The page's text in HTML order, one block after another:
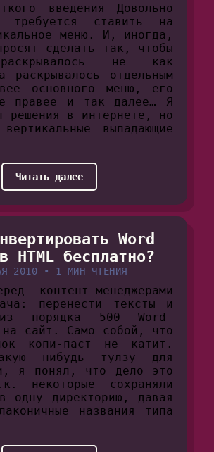
введения Довольно
требуется ставить на
меню. И, иногда,
сделать так, чтобы
не как
раскрывалось отдельным
основного меню, его
правее и так далее… Я
решения в интернете, но
выпадающие
Читать далее
Word
HTML бесплатно?
2010 • 1 МИН ЧТЕНИЯ
контент-менеджерами
перенести тексты и
из порядка 500 Word-
на сайт. Само собой, что
копи-паст не катит.
нибудь тулзу для
я понял, что дело это
некоторые сохраняли
одну директорию, давая
названия типа